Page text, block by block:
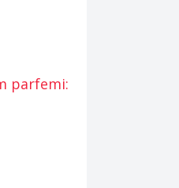
parfemi: